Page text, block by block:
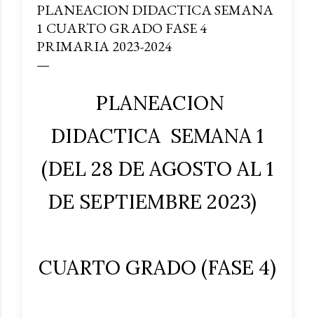
PLANEACION DIDACTICA SEMANA
1 CUARTO GRADO FASE 4
PRIMARIA 2023-2024
PLANEACION
DIDACTICA SEMANA 1
(DEL 28 DE AGOSTO AL 1
DE SEPTIEMBRE 2023)
CUARTO GRADO (FASE 4)